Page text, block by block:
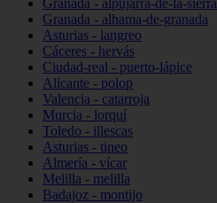
Granada - alpujarra-de-la-sierra
Granada - alhama-de-granada
Asturias - langreo
Cáceres - hervás
Ciudad-real - puerto-lápice
Alicante - polop
Valencia - catarroja
Murcia - lorquí
Toledo - illescas
Asturias - tineo
Almería - vícar
Melilla - melilla
Badajoz - montijo